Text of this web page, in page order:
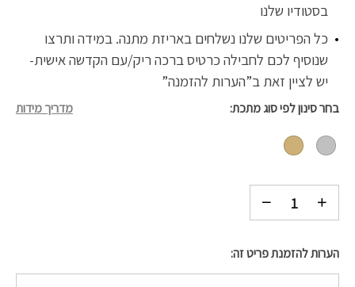
בסטודיו שלנו
כל הפריטים שלנו נשלחים באריזת מתנה. במידה ותרצו
שנוסיף לכם לחבילה כרטיס ברכה ריק/עם הקדשה אישית-
יש לציין זאת ב”הערות להזמנה”
בחר סינון לפי סוג מתכת מדריך מידות
הערות להזמנת פריט זה: